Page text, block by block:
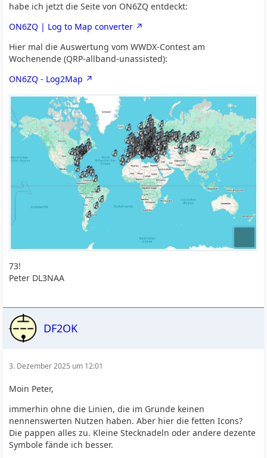
habe ich jetzt die Seite von ON6ZQ entdeckt:
ON6ZQ | Log to Map converter
Hier mal die Auswertung vom WWDX-Contest am
Wochenende (QRP-allband-unassisted):
ON6ZQ - Log2Map
73!
Peter DL3NAA
DF2OK
3. Dezember 2025 um 12:01
Moin Peter,
immerhin ohne die Linien, die im Grunde keinen
nennenswerten Nutzen haben. Aber hier die fetten Icons?
Die pappen alles zu. Kleine Stecknadeln oder andere dezente
Symbole fände ich besser.